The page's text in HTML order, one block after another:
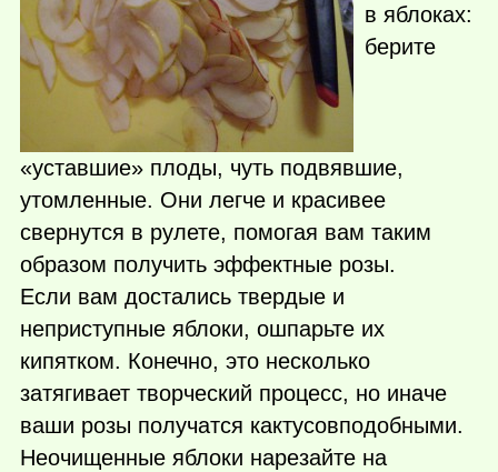
в яблоках:
берите
«уставшие» плоды, чуть подвявшие,
утомленные. Они легче и красивее
свернутся в рулете, помогая вам таким
образом получить эффектные розы.
Если вам достались твердые и
неприступные яблоки, ошпарьте их
кипятком. Конечно, это несколько
затягивает творческий процесс, но иначе
ваши розы получатся кактусовподобными.
Неочищенные яблоки нарезайте на